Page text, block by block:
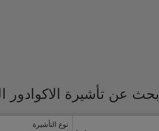
ابحث عن تأشيرة
نوع التأشيرة